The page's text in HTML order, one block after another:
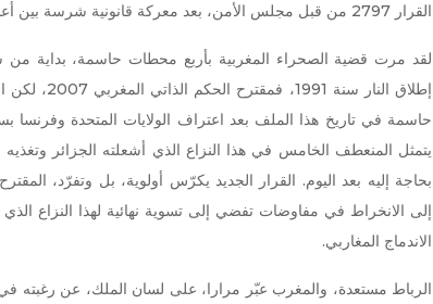
القرار 2797 من قبل مجلس الأمن، بعد معركة قانونية شرسة بين أعضائه.
يتمثل المنعطف الخامس في هذا النزاع الذي أشعلته الجزائر
بحاجة إليه بعد اليوم. القرار الجديد يكرّس أولوية، بل وتفرّد،
إلى الانخراط في مفاوضات تفضي إلى تسوية نهائية لهذا النزاع
الاندماج المغاربي.
الرباط مستعدة، والمغرب عبّر مرارا، على لسان الملك، عن رغبته